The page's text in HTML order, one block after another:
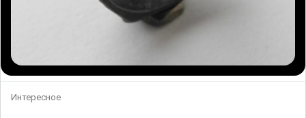
Интересное